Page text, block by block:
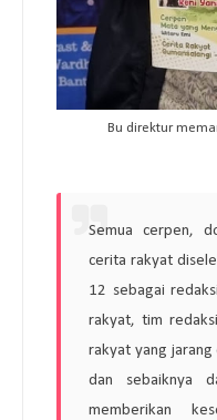
Bu direktur
Semua cerpen,
cerita rakyat
12 sebagai
rakyat, tim
rakyat yang jarang
dan sebaiknya
memberikan